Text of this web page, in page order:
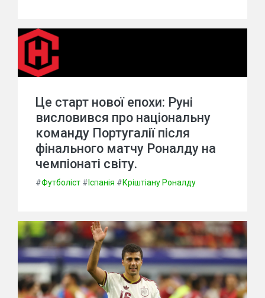
Це старт нової епохи: Руні
висловився про національну
команду Португалії після
фінального матчу Роналду на
чемпіонаті світу.
#Футболіст # Іспанія #Кріштіану Роналду